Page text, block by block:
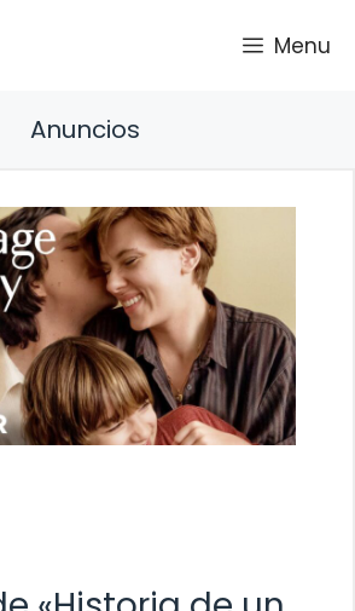
Menu
Anuncios